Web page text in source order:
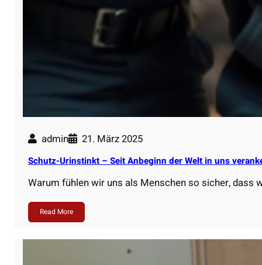
admin 21. März 2025
Schutz-Urinstinkt – Seit Anbeginn der Welt in uns
Warum fühlen wir uns als Menschen so sicher, dass
Read More